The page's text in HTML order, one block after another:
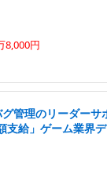
8,000円
管理のリーダーサ
支給」ゲーム業界